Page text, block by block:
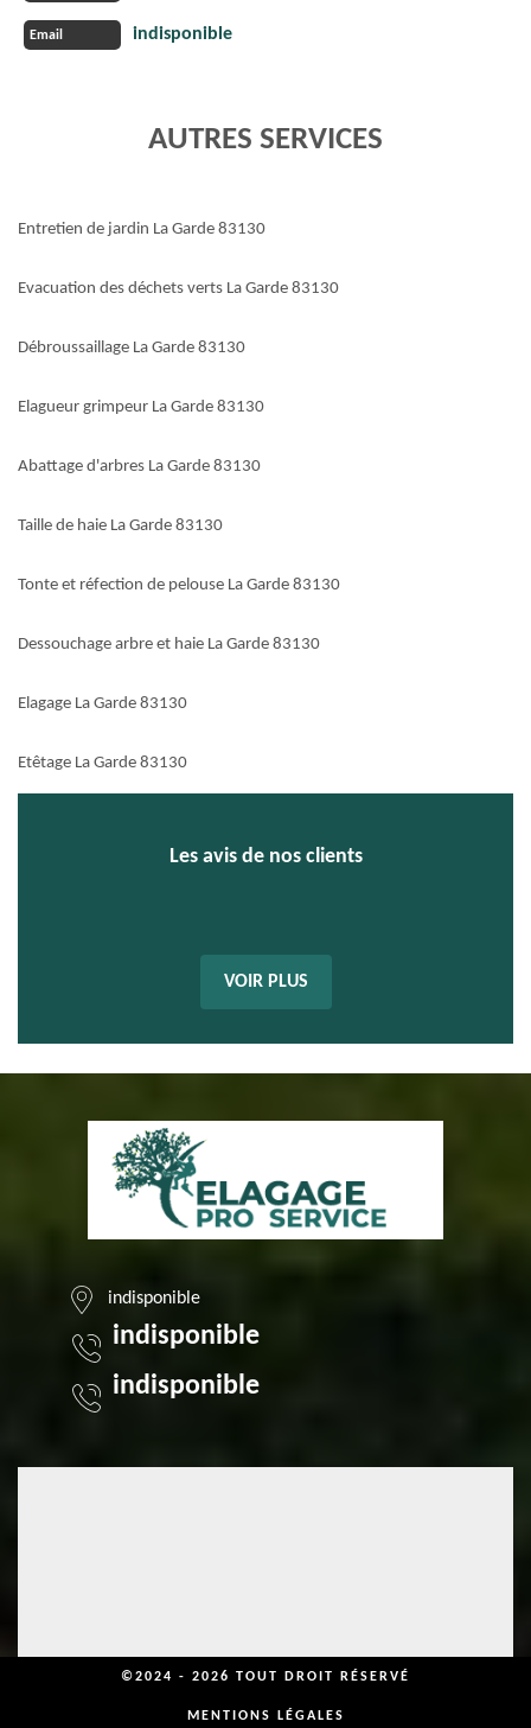
Email indisponible
AUTRES SERVICES
Entretien de jardin La Garde 83130
Evacuation des déchets verts La Garde 83130
Débroussaillage La Garde 83130
Elagueur grimpeur La Garde 83130
Abattage d'arbres La Garde 83130
Taille de haie La Garde 83130
Tonte et réfection de pelouse La Garde 83130
Dessouchage arbre et haie La Garde 83130
Elagage La Garde 83130
Etêtage La Garde 83130
Les avis de nos clients
VOIR PLUS
indisponible
indisponible
indisponible
©2024 - 2026 TOUT DROIT RÉSERVÉ
MENTIONS LÉGALES